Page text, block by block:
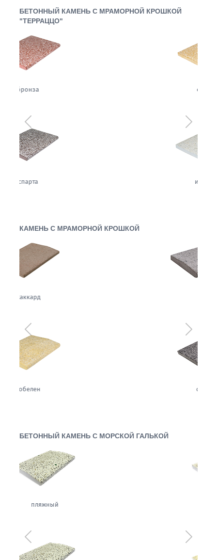
БЕТОННЫЙ КАМЕНЬ С МРАМОРНОЙ КРОШКОЙ
"ТЕРРАЦЦО"
Предыдущий
КАМЕНЬ С МРАМОРНОЙ КРОШКОЙ
Предыдущий
БЕТОННЫЙ КАМЕНЬ С МОРСКОЙ ГАЛЬКОЙ
Предыдущий